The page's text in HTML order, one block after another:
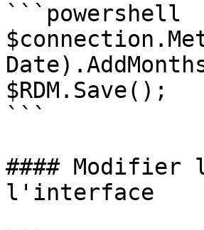
```powershell
$RDM.Save();
```
####
l'interface